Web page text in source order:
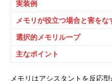
実装例
メモリが役立つ場合と害をな
選択的メモリループ
主なポイント
メモリはアシスタントを反応